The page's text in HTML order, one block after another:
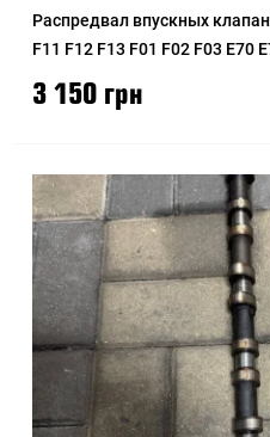
Распредвал впускных
F11 F12 F13 F01 F02 F03 E70
3 150 грн